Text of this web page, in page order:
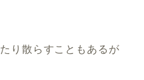
り散らすこともあるが